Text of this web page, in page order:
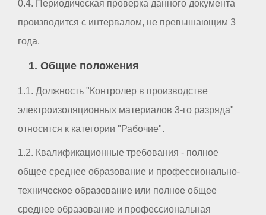
0.4. Периодическая проверка данного документа
производится с интервалом, не превышающим 3
года.
1. Общие положения
1.1. Должность "Контролер в производстве
электроизоляционных материалов 3-го разряда"
относится к категории "Рабочие".
1.2. Квалификационные требования - полное
общее среднее образование и профессионально-
техническое образование или полное общее
среднее образование и профессиональная